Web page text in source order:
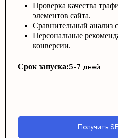
Проверка качества
элементов сайта.
Сравнительный анализ
Персональные
конверсии.
Срок запуска:5-7 дней
Получить